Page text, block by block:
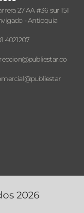
27 AA #36 sur 151
- Antioquia
4021207
2026